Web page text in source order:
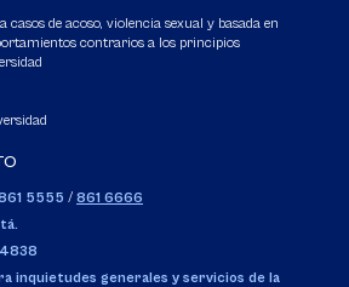
casos de acoso, violencia sexual y basada en
contrarios a los principios
5555 / 861 6666
inquietudes generales y servicios de la